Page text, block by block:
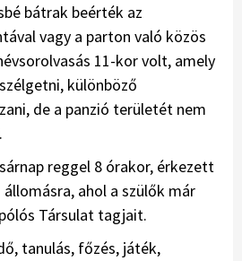
bátrak beérték az
vagy a parton való közös
11-kor volt, amely
különböző
de a panzió területét nem
reggel 8 órakor, érkezett
ahol a szülők már
Társulat tagjait.
tanulás, főzés, játék,